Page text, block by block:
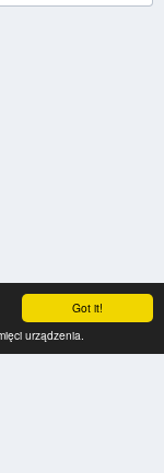
Got it!
urządzenia.